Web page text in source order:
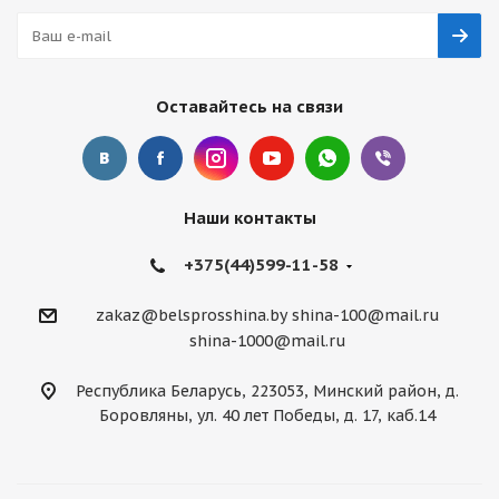
Оставайтесь на связи
Наши контакты
+375(44)599-11-58
zakaz@belsprosshina.by shina-100@mail.ru
shina-1000@mail.ru
Республика Беларусь, 223053, Минский район, д.
Боровляны, ул. 40 лет Победы, д. 17, каб.14